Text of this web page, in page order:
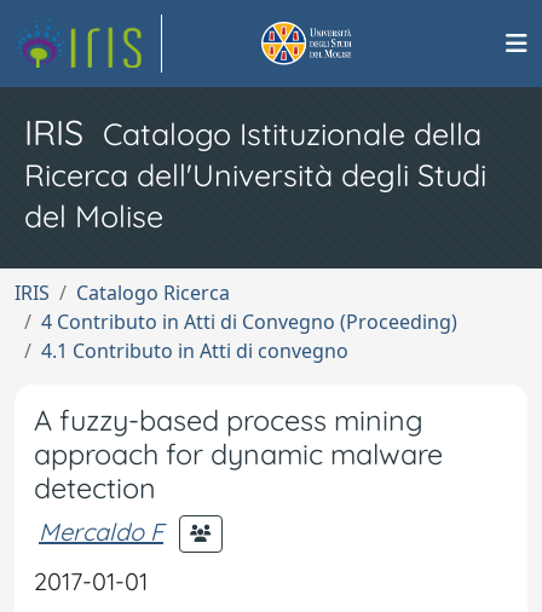
IRIS Catalogo Istituzionale della
Ricerca dell'Università degli Studi
del Molise
IRIS
Catalogo Ricerca
4 Contributo in Atti di Convegno (Proceeding)
4.1 Contributo in Atti di convegno
A fuzzy-based process mining
approach for dynamic malware
detection
Mercaldo F
2017-01-01